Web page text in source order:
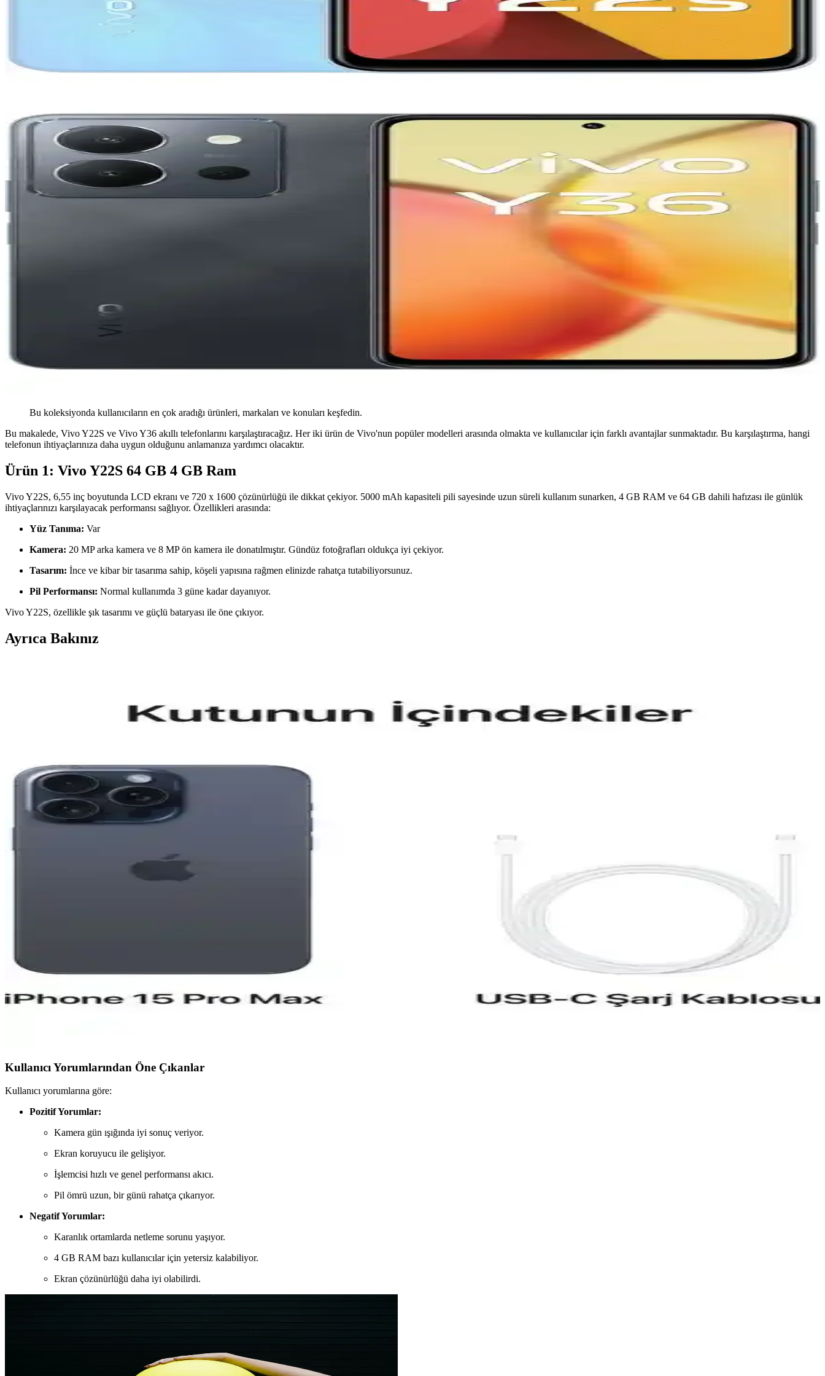
Bu koleksiyonda kullanıcıların en çok aradığı ürünleri, markaları ve konuları keşfedin.
Bu makalede, Vivo Y22S ve Vivo Y36 akıllı telefonlarını karşılaştıracağız. Her iki ürün de Vivo'nun popüler modelleri arasında olmakta ve kullanıcılar için farklı avantajlar sunmaktadır. Bu karşılaştırma, hangi
telefonun ihtiyaçlarınıza daha uygun olduğunu anlamanıza yardımcı olacaktır.
Ürün 1: Vivo Y22S 64 GB 4 GB Ram
Vivo Y22S, 6,55 inç boyutunda LCD ekranı ve 720 x 1600 çözünürlüğü ile dikkat çekiyor. 5000 mAh kapasiteli pili sayesinde uzun süreli kullanım sunarken, 4 GB RAM ve 64 GB dahili hafızası ile günlük
ihtiyaçlarınızı karşılayacak performansı sağlıyor. Özellikleri arasında:
Yüz Tanıma: Var
Kamera: 20 MP arka kamera ve 8 MP ön kamera ile donatılmıştır. Gündüz fotoğrafları oldukça iyi çekiyor.
Tasarım: İnce ve kibar bir tasarıma sahip, köşeli yapısına rağmen elinizde rahatça tutabiliyorsunuz.
Pil Performansı: Normal kullanımda 3 güne kadar dayanıyor.
Vivo Y22S, özellikle şık tasarımı ve güçlü bataryası ile öne çıkıyor.
Ayrıca Bakınız
Samsung Galaxy S26 ve S25 Ultra için MagSafe uyumlu kılıflar ve aksesuarlar hakkında detaylı kıyaslama ve trendler, dayanıklılık, tasarım ve fonksiyonellik açısından bilgiler içerir.
Reeder P13 Blue Max 2022 ve Lite 2022 Modellerinin Karşılaştırması ve Özellikleri
General Mobile GM 23 SE ve Casper VIA X40 Akıllı Telefon Modellerinin Detaylı Karşılaştırması
İki telefonun ekran, pil, kamera ve performans özelliklerini karşılaştırıyoruz. Günlük kullanımda avantajlar ve sınırlamalar hakkında kapsamlı bilgi sunuyoruz.
Apple iPhone Air 512 GB Pamuk Beyazı: Hafif Tasarım ve Yüksek Performanslı Akıllı Telefon
Apple iPhone Air 512 GB, ince ve hafif tasarımı, güçlü ekran ve gelişmiş kamera sistemiyle günlük kullanımda yüksek performans sunar.
Reeder S19 Max Beyaz Akıllı Telefon Günlük Kullanım ve Özellikleri Detaylı İnceleme
Reeder S19 Max, şık tasarım, güçlü performans ve dayanıklılığıyla günlük kullanım için ideal bir akıllı telefon. 4GB RAM ve 64GB depolama, gelişmiş kamera ve uzun pil ömrü sunar.
iPhone 15 Pro ve Mac'in entegre özellikleri, gelişmiş tasarım ve performans ile kullanıcıların deneyimini artırıyor, ekosistem avantajlarıyla günlük ve profesyonel kullanımda fark yaratıyor.
Reeder S19 Max ve Pro Modellerinin Detaylı Karşılaştırması 2023
Kullanıcı Yorumlarından Öne Çıkanlar
Kullanıcı yorumlarına göre:
Pozitif Yorumlar:
Kamera gün ışığında iyi sonuç veriyor.
Ekran koruyucu ile gelişiyor.
İşlemcisi hızlı ve genel performansı akıcı.
Pil ömrü uzun, bir günü rahatça çıkarıyor.
Negatif Yorumlar:
Karanlık ortamlarda netleme sorunu yaşıyor.
4 GB RAM bazı kullanıcılar için yetersiz kalabiliyor.
Ekran çözünürlüğü daha iyi olabilirdi.